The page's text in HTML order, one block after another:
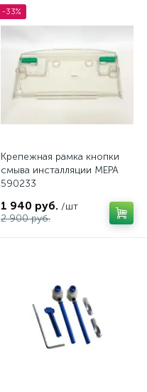
-33%
Крепежная рамка кнопки
смыва инсталляции MEPA
590233
1 940 руб. /шт
2 900 руб.